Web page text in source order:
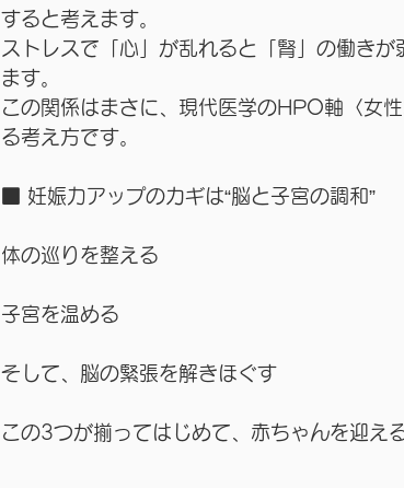
すると考えます。
ストレスで「心」が乱れると「腎」の働き
ます。
この関係はまさに、現代医学のHPO軸〈女
る考え方です。
■ 妊娠力アップのカギは“脳と子宮の調和”
体の巡りを整える
子宮を温める
そして、脳の緊張を解きほぐす
この3つが揃ってはじめて、赤ちゃんを迎え